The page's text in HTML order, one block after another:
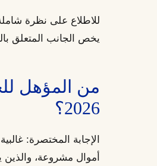
للاطلاع على نظرة
يخص الجانب المتعلق
من المؤهل
2026؟
الإجابة المختصرة:
أموال مشروعة، والذين